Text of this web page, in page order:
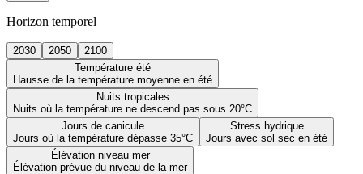
Horizon temporel
2030 2050
2100
Température été
Hausse de la température moyenne en été
Nuits tropicales
Nuits où la température ne descend pas sous 20°C
Jours de canicule
Jours où la température dépasse 35°C
Stress hydrique
Jours avec sol sec en été
Élévation niveau mer
Élévation prévue du niveau de la mer